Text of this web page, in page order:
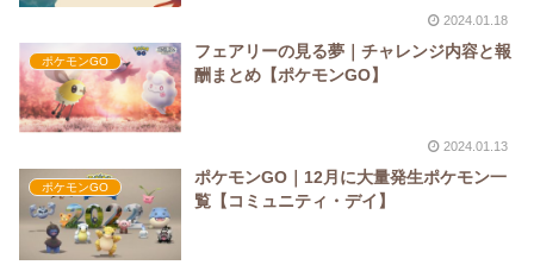
2024.01.18
ポケモンGO
フェアリーの見る夢｜チャレンジ内容と報
酬まとめ【ポケモンGO】
2024.01.13
ポケモンGO
ポケモンGO｜12月に大量発生ポケモン一
覧【コミュニティ・デイ】